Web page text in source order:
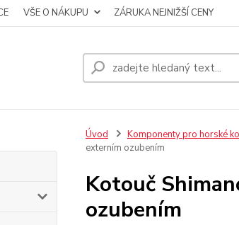
VŠE O NÁKUPU ZÁRUKA NEJNIŽŠÍ CENY
Úvod Komponenty pro horské
externím ozubením
Kotouč
ozubením